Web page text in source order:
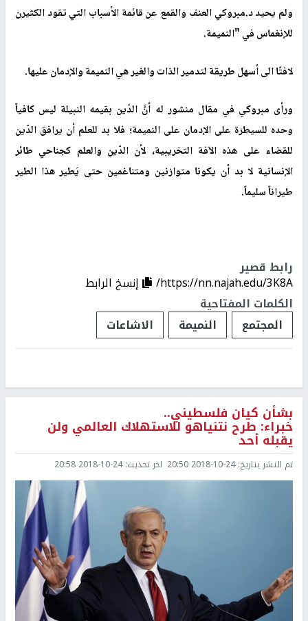
ولم يحيد د.مبروكي العنف والقمع عن قائمة الأسباب التي تقود الكثيرن
للإنغماس في "النميمة.
لافتًا الى أسهل طريقة لتدمير الذات والغير هي النميمة والإدمان عليها.
ورأى مبروكي في مقال منشور له أنَّ الدّين بقيمه النبيلة ليس كافياً
وحده للسيطرة على الإدمان على النميمة؛ فلا بد للعلم أن يرافق الدّين
للقضاء على هذه الآفة التخريبية، لأن الدّين والعلم كجناحي طائر
الإنسانية لا بد أن يكونا متوازنين ومتناغمين حتى يَطير هذا الطير
طيراناً سليماً.
رابط قصير
https://nn.najah.edu/3K8A/
إنسخ الرابط
الكلمات المفتاحية
المجتمع
النميمة الاشاعات
بشأن كيان فلسطيني..
خبراء: طرح نتنياهو للاستهلاك العالمي ولن
يقبله أحد
تم النشر بتاريخ:2018-10-24 20:50 اخر تحديث:2018-10-24 20:58